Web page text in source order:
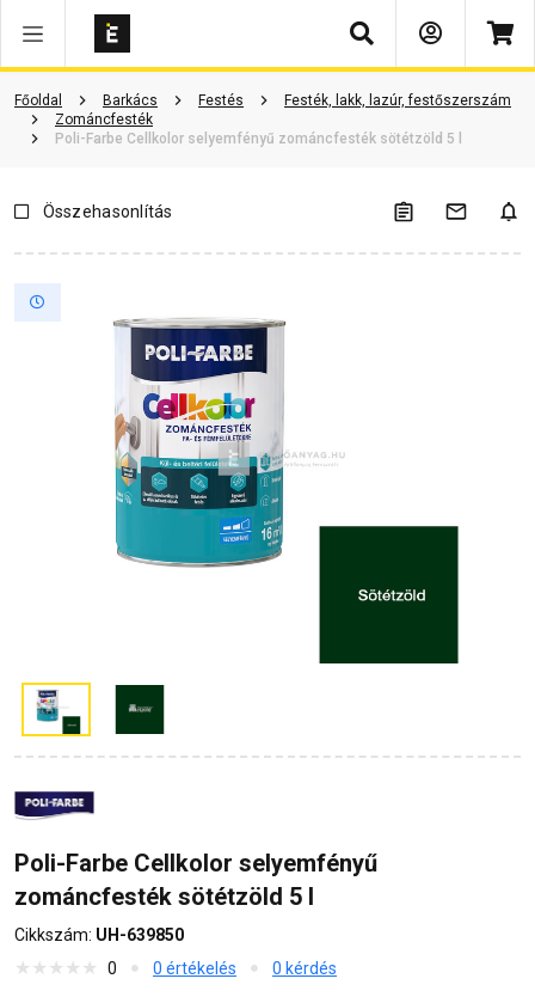
Keresés
Főoldal Barkács Festés
Festék, lakk, lazúr, festőszerszám
Zománcfesték
Poli-Farbe Cellkolor selyemfényű zománcfesték sötétzöld 5 l
Termékinformáció Kérdések és válaszok
Összehasonlítás
Poli-Farbe Cellkolor selyemfényű
zománcfesték sötétzöld 5 l
Cikkszám: UH-639850
0
0 értékelés 0 kérdés